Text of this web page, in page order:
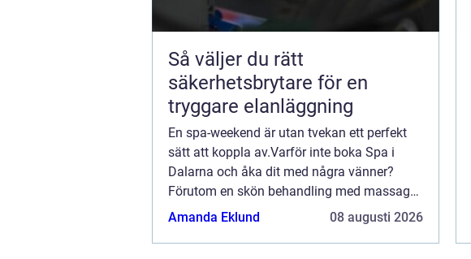
Så väljer du rätt
säkerhetsbrytare för en
tryggare elanläggning
En spa-weekend är utan tvekan ett perfekt
sätt att koppla av.Varför inte boka Spa i
Dalarna och åka dit med några vänner?
Förutom en skön behandling med massage
kan du även njuta av god mat samtidigt
Amanda Eklund 08 augusti 2026